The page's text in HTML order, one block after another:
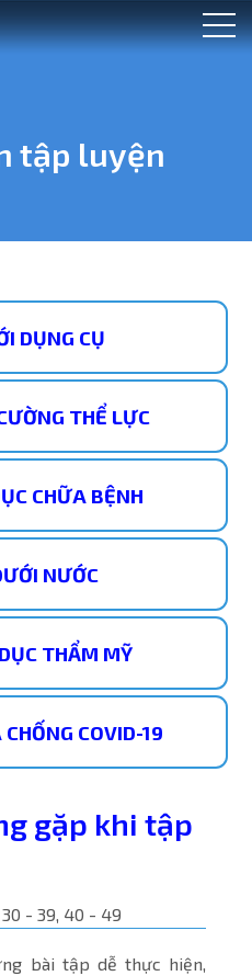
tập luyện
DỤNG CỤ
THỂ LỰC
CHỮA BỆNH
NƯỚC
THẨM MỸ
COVID-19
gặp khi tập
30 - 39, 40 - 49
bài tập dễ thực hiện,